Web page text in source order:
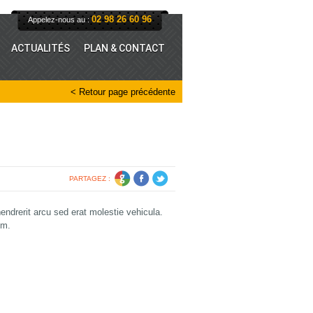
ACTUALITÉS PLAN & CONTACT
Appelez-nous au :02 98 26 60 96
< Retour page précédente
PARTAGEZ :
arcu sed erat molestie vehicula.